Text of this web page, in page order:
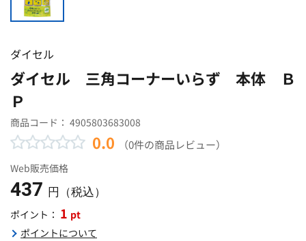
ダイセル
ダイセル 三角コーナーいらず 本体 Ｂ
Ｐ
商品コード： 4905803683008
0.0 （0件の商品レビュー）
Web販売価格
437 円（税込）
ポイント： 1 pt
ポイントについて